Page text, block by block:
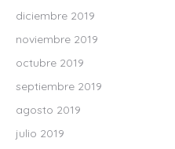
diciembre 2019
noviembre 2019
octubre 2019
septiembre 2019
agosto 2019
julio 2019